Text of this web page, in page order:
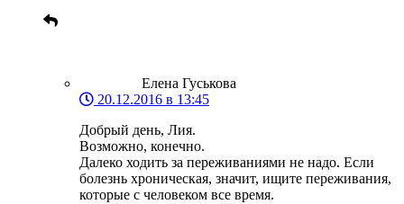
Елена Гуськова
20.12.2016 в 13:45
Добрый день, Лия.
Возможно, конечно.
Далеко ходить за переживаниями не надо. Если
болезнь хроническая, значит, ищите переживания,
которые с человеком все время.